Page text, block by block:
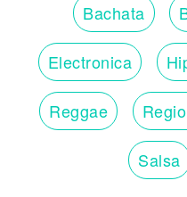
Bachata
Electronica
Reggae
Salsa